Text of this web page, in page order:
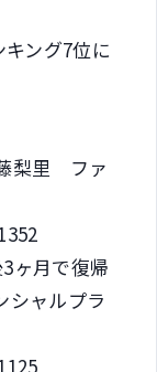
ング7位に
梨里 ファ
ヶ月で復帰
ャルプラ